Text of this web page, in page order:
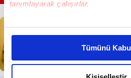
tanımlayarak çalışırlar.
Bu çerezlere izin vermeniz
daha iyi reklam deneyimi
amacımızın size daha iyi bir
olduğunu ve sizlere en iyi içerikleri
Tümünü